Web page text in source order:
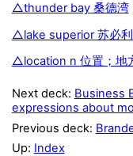
△thunder bay 桑德湾
△lake superior 苏必
△location n 位置；地
Next deck: Business
expressions about
Previous deck:
Up: Index